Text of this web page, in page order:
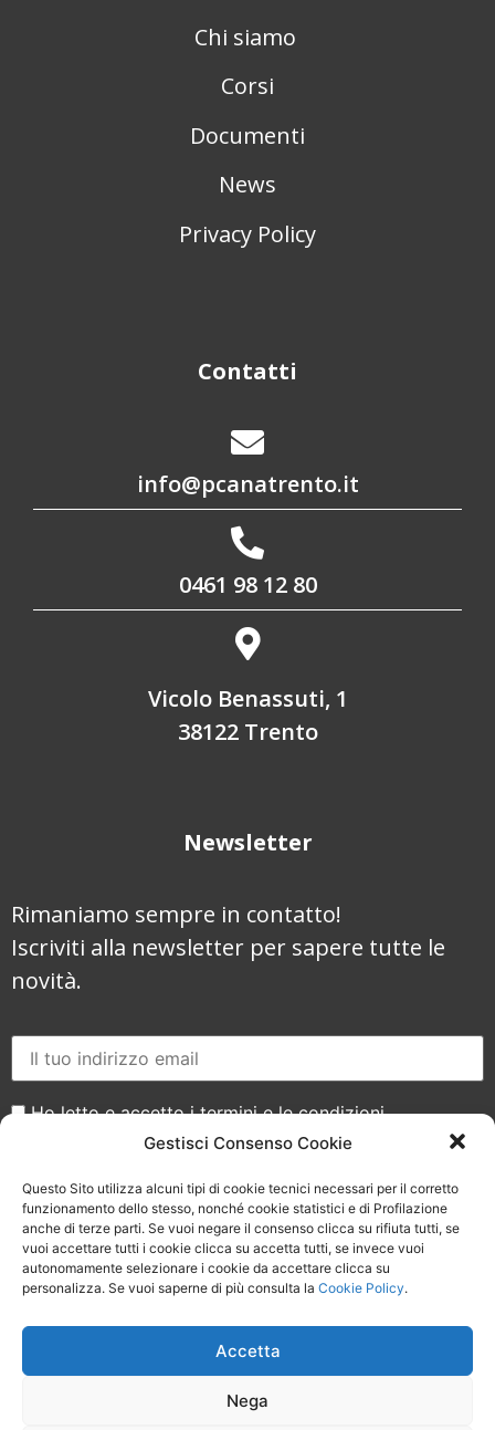
Gestisci Consenso Cookie
Questo Sito utilizza alcuni tipi di cookie tecnici necessari per il corretto
funzionamento dello stesso, nonché cookie statistici e di Profilazione
anche di terze parti. Se vuoi negare il consenso clicca su rifiuta tutti, se
vuoi accettare tutti i cookie clicca su accetta tutti, se invece vuoi
autonomamente selezionare i cookie da accettare clicca su
personalizza. Se vuoi saperne di più consulta la Cookie Policy.
Accetta
Nega
Chi siamo
Corsi
Documenti
News
Privacy Policy
Contatti
info@pcanatrento.it
0461 98 12 80
Vicolo Benassuti, 1
38122 Trento
Newsletter
Rimaniamo sempre in contatto!
Iscriviti alla newsletter per sapere tutte le
novità.
Ho letto e accetto i termini e le condizioni
Seguici sui social